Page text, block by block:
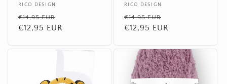
Anbieter:
RICO DESIGN
Normaler
Preis
€14,95 EUR
€12,95 EUR
Anbieter:
RICO DESIGN
Normaler
Preis
€14,95 EUR
€12,95 EUR